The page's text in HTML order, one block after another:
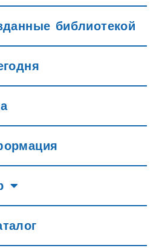
библиотекой